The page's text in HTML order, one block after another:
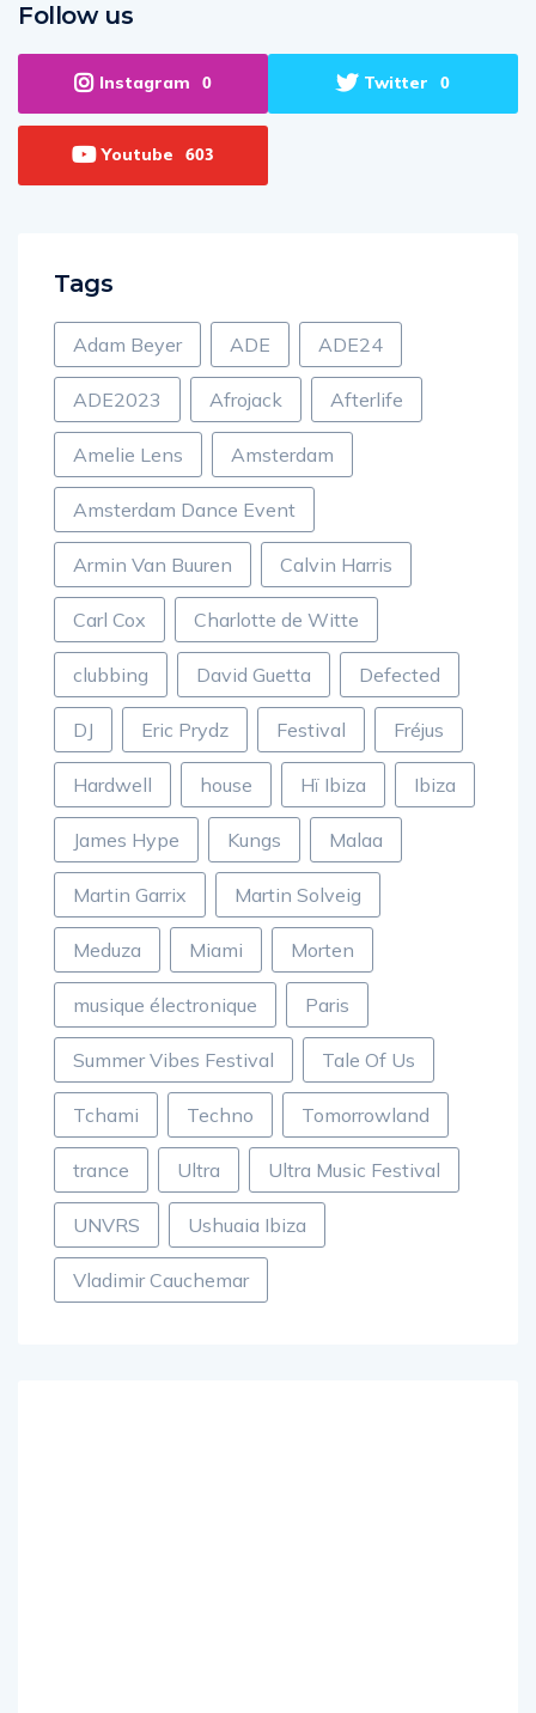
Follow us
Instagram 0 Twitter 0
Youtube 603
Tags
Adam Beyer ADE ADE24
ADE2023 Afrojack Afterlife
Amelie Lens Amsterdam
Amsterdam Dance Event
Armin Van Buuren Calvin Harris
Carl Cox Charlotte de Witte
clubbing David Guetta Defected
DJ Eric Prydz Festival Fréjus
Hardwell house Hï Ibiza Ibiza
James Hype Kungs Malaa
Martin Garrix Martin Solveig
Meduza Miami Morten
musique électronique Paris
Summer Vibes Festival Tale Of Us
Tchami Techno Tomorrowland
trance Ultra Ultra Music Festival
UNVRS Ushuaia Ibiza
Vladimir Cauchemar